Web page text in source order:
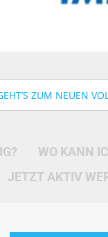
ZUM NEUEN
WO KANN
JETZT AKTIV